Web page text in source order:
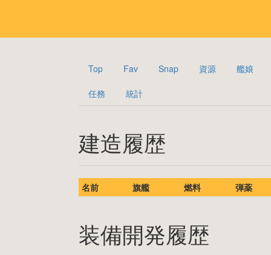
Top Fav Snap 資源 艦娘
任務 統計
建造履歴
名前 旗艦 燃料 弾薬
装備開発履歴